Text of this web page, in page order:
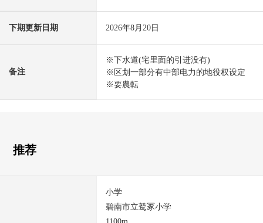
下期更新日期 2026年8月20日
备注
※下水道(宅里面的引进没有)
※区划一部分有中部电力的地役权设定
※要農転
推荐
小学
碧南市立鹫冢小学